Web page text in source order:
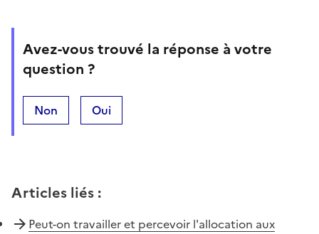
Avez-vous trouvé la réponse à votre
question ?
Non Oui
Articles liés :
Peut-on travailler et percevoir l'allocation aux